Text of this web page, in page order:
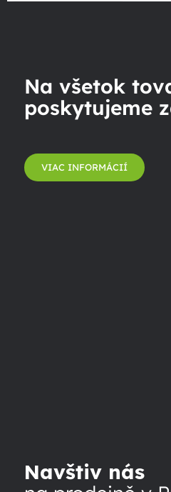
Na všetok
poskytujeme
VIAC INFORMÁCIÍ
Navštiv nás